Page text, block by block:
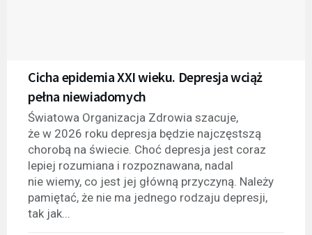
Cicha epidemia XXI wieku. Depresja wciąż
pełna niewiadomych
Światowa Organizacja Zdrowia szacuje,
że w 2026 roku depresja będzie najczęstszą
chorobą na świecie. Choć depresja jest coraz
lepiej rozumiana i rozpoznawana, nadal
nie wiemy, co jest jej główną przyczyną. Należy
pamiętać, że nie ma jednego rodzaju depresji,
tak jak...